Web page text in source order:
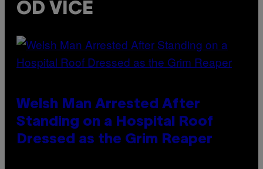
OD VICE
Welsh Man Arrested After
Standing on a Hospital Roof
Dressed as the Grim Reaper